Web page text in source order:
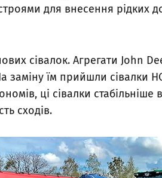
для внесення рідких
сівалок. Агрегати John
заміну їм прийшли сівалки
ці сівалки
сходів.